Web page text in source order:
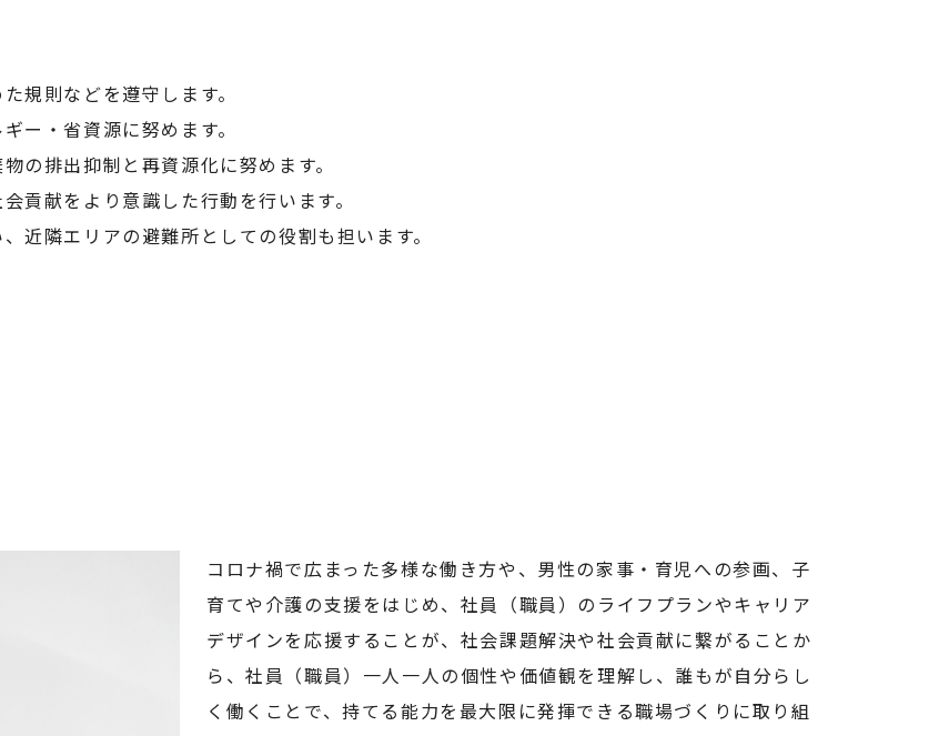
規則などを遵守します。
ー・省資源に努めます。
の排出抑制と再資源化に努めます。
貢献をより意識した行動を行います。
近隣エリアの避難所としての役割も担います。
コロナ禍で広まった多様な働き方や、男性の家事・育児への参画、子
育てや介護の支援をはじめ、社員（職員）のライフプランやキャリア
デザインを応援することが、社会課題解決や社会貢献に繋がることか
ら、社員（職員）一人一人の個性や価値観を理解し、誰もが自分らし
く働くことで、持てる能力を最大限に発揮できる職場づくりに取り組